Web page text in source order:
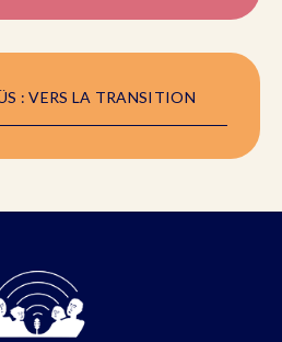
: VERS LA TRANSITION